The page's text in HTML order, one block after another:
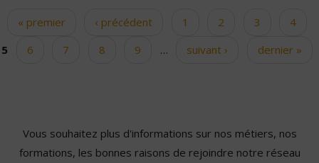
Pages
« premier ‹ précédent 1 2 3
4
5
6 7 8 9 … suivant › dernier »
Vous souhaitez plus d'informations sur nos métiers, nos
formations, les bonnes raisons de rejoindre notre réseau